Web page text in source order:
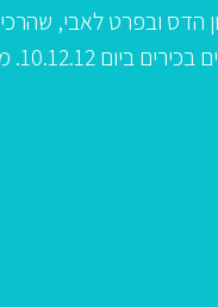
הדס ובפרט לאבי,